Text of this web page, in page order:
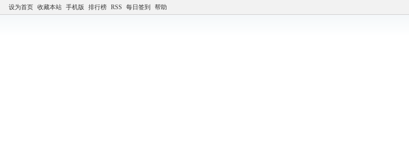
设为首页 收藏本站 手机版 排行榜 RSS 每日签到 帮助